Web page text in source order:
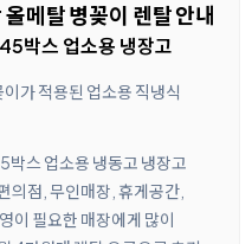
메탈 병꽂이 렌탈 안내
박스 업소용 냉장고
가 적용된 업소용 직냉식
스 업소용 냉동고 냉장고
의점, 무인매장, 휴게공간,
이 필요한 매장에게 많이